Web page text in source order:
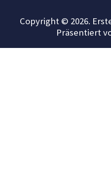
Copyright © 2026.
Präsentiert